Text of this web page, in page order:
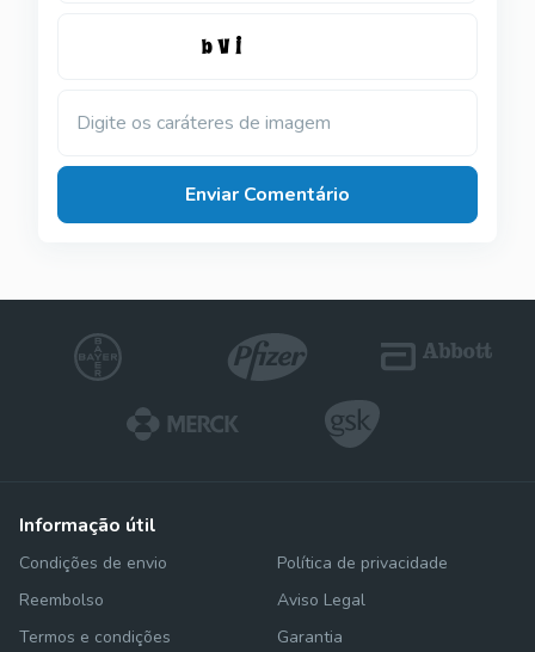
Digite os caráteres de imagem
Enviar Comentário
informação útil
Condições de envio
Reembolso
Termos e condições
Política de privacidade
Aviso Legal
Garantia